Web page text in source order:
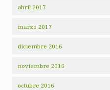
abril 2017
marzo 2017
diciembre 2016
noviembre 2016
octubre 2016